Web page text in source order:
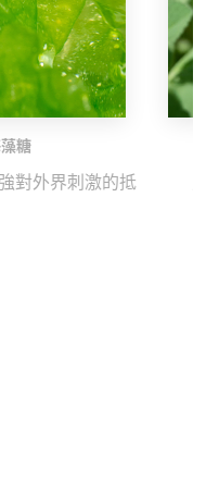
糖
對外界刺激的抵